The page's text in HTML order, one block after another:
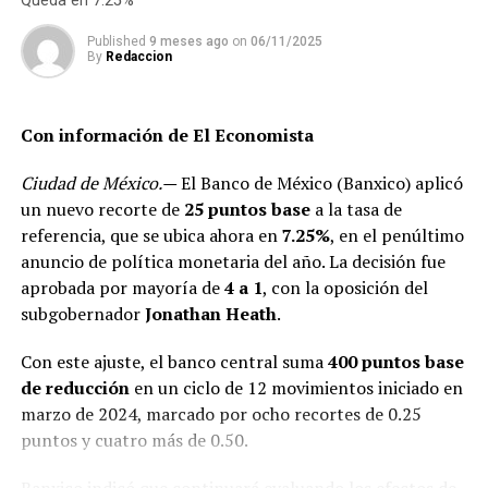
la transformación con 0.1 por ciento.
1.4 por ciento anual, respectivamente, mientras que
Quintana Roo resultó el estado con la mayor caída con
23.2 por ciento anual, seguido de Baja California Sur con
una reducción de -9.1 por ciento anual y Guerrero con
-7.7 por ciento anual.
Al 31 de enero de 2021 se tienen registrados ante el
IMSS 19 millones 821 mil 651 puestos de trabajo; de
ciento son eventuales.
En tanto, al cierre de enero de 2021 se tienen
registrados ante el Instituto 999 mil 42 patrones, lo que
Published 9 meses ago on 06/11/2025
By Redaccion
Con información de El Economista
Ciudad de México.—El Banco de México (Banxico) aplicó
un nuevo recorte de 25 puntos basea la tasa de
referencia, que se ubica ahora en7.25%, en el penúltimo
anuncio de política monetaria del año. La decisión fue
aprobada por mayoría de4 a 1, con la oposición del
subgobernadorJonathan Heath.
Con este ajuste, el banco central suma400 puntos base
de reducciónen un ciclo de 12 movimientos iniciado en
marzo de 2024, marcado por ocho recortes de 0.25
puntos y cuatro más de 0.50.